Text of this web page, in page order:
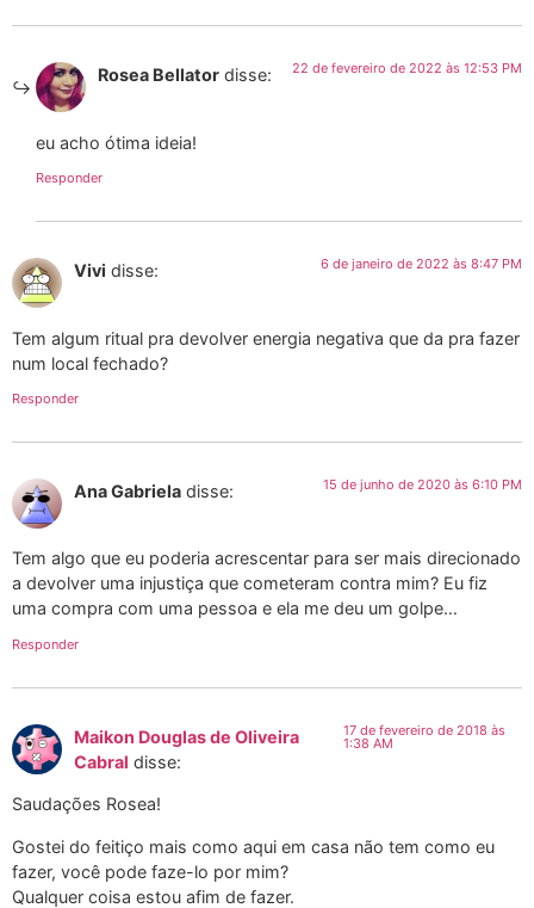
Rosea Bellator disse: 22 de fevereiro de 2022 às 12:53 PM
eu acho ótima ideia!
Responder
Vivi disse: 6 de janeiro de 2022 às 8:47 PM
Tem algum ritual pra devolver energia negativa que da pra fazer
num local fechado?
Responder
Ana Gabriela disse: 15 de junho de 2020 às 6:10 PM
Tem algo que eu poderia acrescentar para ser mais direcionado
a devolver uma injustiça que cometeram contra mim? Eu fiz
uma compra com uma pessoa e ela me deu um golpe…
Responder
Maikon Douglas de Oliveira
Cabral disse:
17 de fevereiro de 2018 às
1:38 AM
Saudações Rosea!
Gostei do feitiço mais como aqui em casa não tem como eu
fazer, você pode faze-lo por mim?
Qualquer coisa estou afim de fazer.